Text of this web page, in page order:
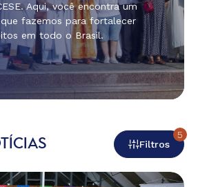
Aqui, você encontra um
fazemos para fortalecer
em todo o Brasil.
Filtros
5